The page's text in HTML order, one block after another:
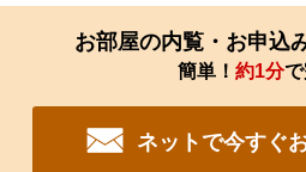
す
拡
大
さ
お部屋の内覧・お申込
簡単！ 約1分で
ネットで今すぐ